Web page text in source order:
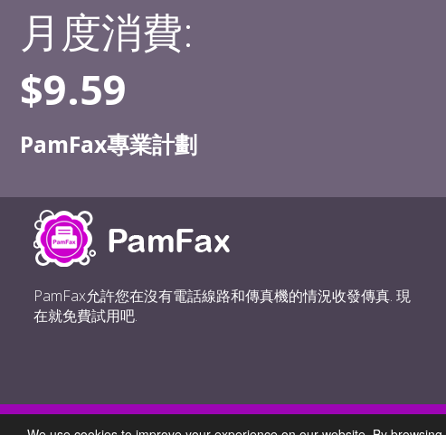
月度消費:
$9.59
PamFax專業計劃
PamFax允許您在沒有電話線路和傳真機的情況收發傳真. 現
在就免費試用吧.
© 2006 - 2026. PamFax is